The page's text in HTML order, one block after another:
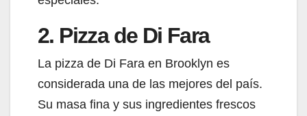
2. Pizza de Di Fara
La pizza de Di Fara en Brooklyn es
considerada una de las mejores del país.
Su masa fina y sus ingredientes frescos